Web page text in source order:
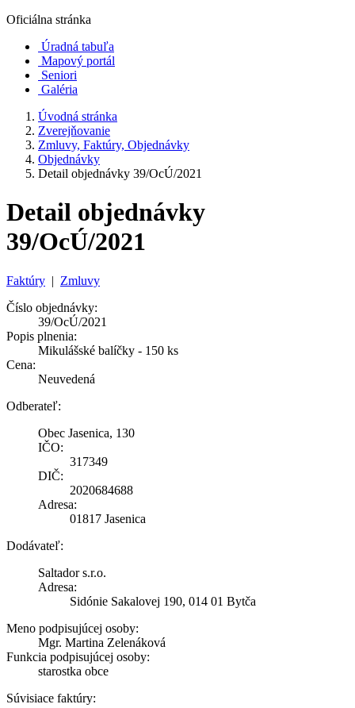
Oficiálna stránka
Úradná tabuľa
Mapový portál
Seniori
Galéria
Úvodná stránka
Zverejňovanie
Zmluvy, Faktúry, Objednávky
Objednávky
Detail objednávky 39/OcÚ/2021
Detail objednávky
39/OcÚ/2021
Faktúry | Zmluvy
Číslo objednávky:
39/OcÚ/2021
Popis plnenia:
Mikulášské balíčky - 150 ks
Cena:
Neuvedená
Odberateľ:
Obec Jasenica, 130
IČO:
317349
DIČ:
2020684688
Adresa:
01817 Jasenica
Dodávateľ:
Saltador s.r.o.
Adresa:
Sidónie Sakalovej 190, 014 01 Bytča
Meno podpisujúcej osoby:
Mgr. Martina Zelenáková
Funkcia podpisujúcej osoby:
starostka obce
Súvisiace faktúry: